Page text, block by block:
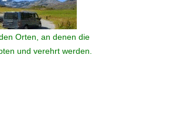
Orten, an denen die
und verehrt werden.